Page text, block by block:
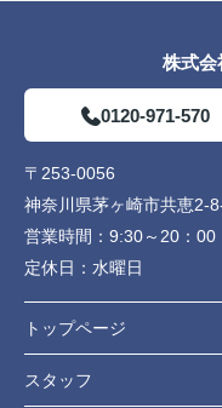
株式会
0120-971-570
〒253-0056
神奈川県茅ヶ崎市共恵2-
営業時間： 9:30～20：00
定休日： 水曜日
トップページ
スタッフ